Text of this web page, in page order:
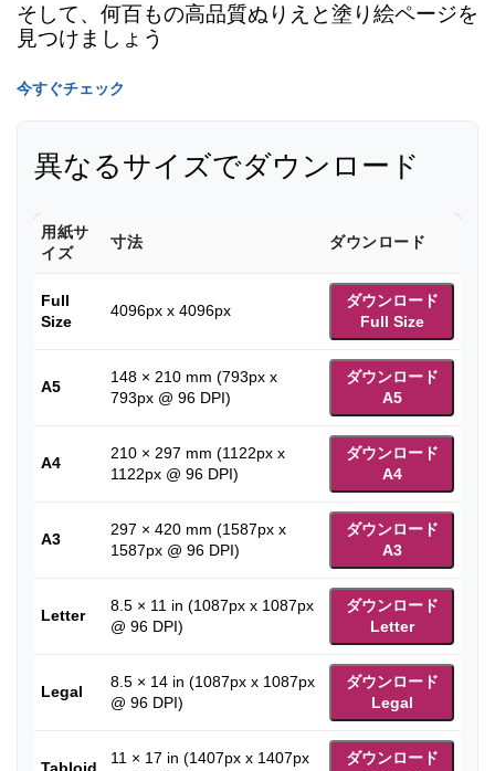
そして、何百もの高品質ぬりえと塗り絵ページを
見つけましょう
今すぐチェック
異なるサイズでダウンロード
用紙サ
イズ
寸法 ダウンロード
Full
Size
4096px x 4096px
ダウンロード
Full Size
A5
148 × 210 mm (793px x
793px @ 96 DPI)
ダウンロード
A5
A4
210 × 297 mm (1122px x
1122px @ 96 DPI)
ダウンロード
A4
A3
297 × 420 mm (1587px x
1587px @ 96 DPI)
ダウンロード
A3
Letter
8.5 × 11 in (1087px x 1087px
@ 96 DPI)
ダウンロード
Letter
Legal
8.5 × 14 in (1087px x 1087px
@ 96 DPI)
ダウンロード
Legal
Tabloid
11 × 17 in (1407px x 1407px
ダウンロード